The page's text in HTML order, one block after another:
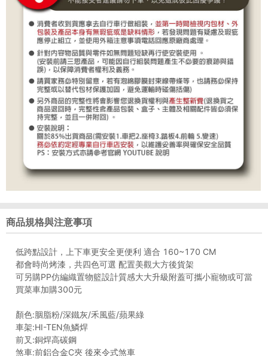
商品規格與注意事項
低跨點設計，上下車更安全更便利 適合 160~170 CM
都會時尚烤漆，共四色可選 配置美觀大方後貨架
可另購PP仿編織置物籃設計質感大大升級附蓋可攜小寵物或可當
買菜車加購300元
顏色:胭脂粉/深鐵灰/禾風藍/蘋果綠
車架:HI-TEN魚鱗焊
前叉:銅焊高碳鋼
煞車:前鋁合金C夾 後來令式煞車